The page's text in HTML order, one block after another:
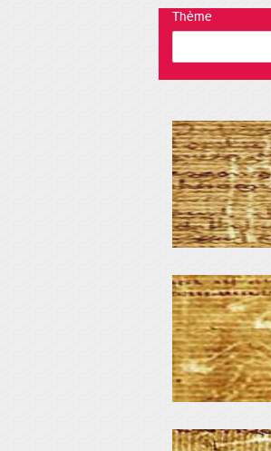
Thème